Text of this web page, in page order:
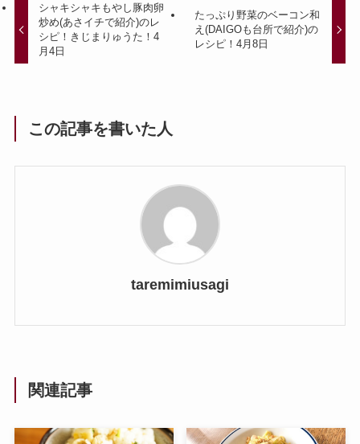
シャキシャキもやし豚肉卵
炒め(あさイチで紹介)のレ
シピ！きじまりゅうた！4
月4日
たっぷり野菜のベーコン和
え(DAIGOも台所で紹介)の
レシピ！4月8日
この記事を書いた人
taremimiusagi
関連記事